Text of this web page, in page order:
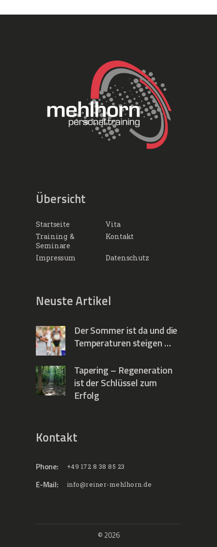
Übersicht
Startseite
Vita
Training &
Seminare
Kontakt
Impressum Datenschutz
Neuste Artikel
Der Sommer ist da und die
Temperaturen steigen …
Tapering – Regeneration
ist der Schlüssel zum
Erfolg
Kontakt
Phone: +49 172 8 38 85 23
E-Mail: info@reiner-mehlhorn.de
© 2026